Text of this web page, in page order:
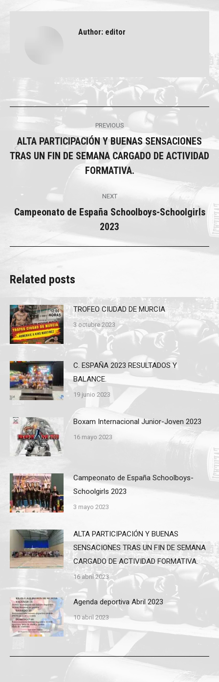
Author: editor
Post
navigation
PREVIOUS
Previous
post:
ALTA PARTICIPACIÓN Y BUENAS SENSACIONES
TRAS UN FIN DE SEMANA CARGADO DE ACTIVIDAD
FORMATIVA.
NEXT
Next
post:
Campeonato de España Schoolboys-Schoolgirls
2023
Related posts
TROFEO CIUDAD DE MURCIA
3 octubre 2023
C. ESPAÑA 2023 RESULTADOS Y
BALANCE.
19 junio 2023
Boxam Internacional Junior-Joven 2023
16 mayo 2023
Campeonato de España Schoolboys-
Schoolgirls 2023
3 mayo 2023
ALTA PARTICIPACIÓN Y BUENAS
SENSACIONES TRAS UN FIN DE SEMANA
CARGADO DE ACTIVIDAD FORMATIVA.
16 abril 2023
Agenda deportiva Abril 2023
10 abril 2023